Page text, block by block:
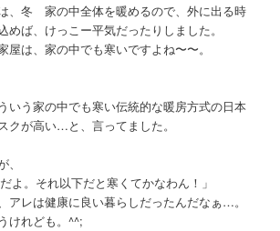
、冬 家の中全体を暖めるので、外に出る時
めば、けっこー平気だったりしました。
屋は、家の中でも寒いですよね〜〜。
いう家の中でも寒い伝統的な暖房方式の日本
クが高い…と、言ってました。
よ。それ以下だと寒くてかなわん！」
アレは健康に良い暮らしだったんだなぁ…。
けれども。^^;